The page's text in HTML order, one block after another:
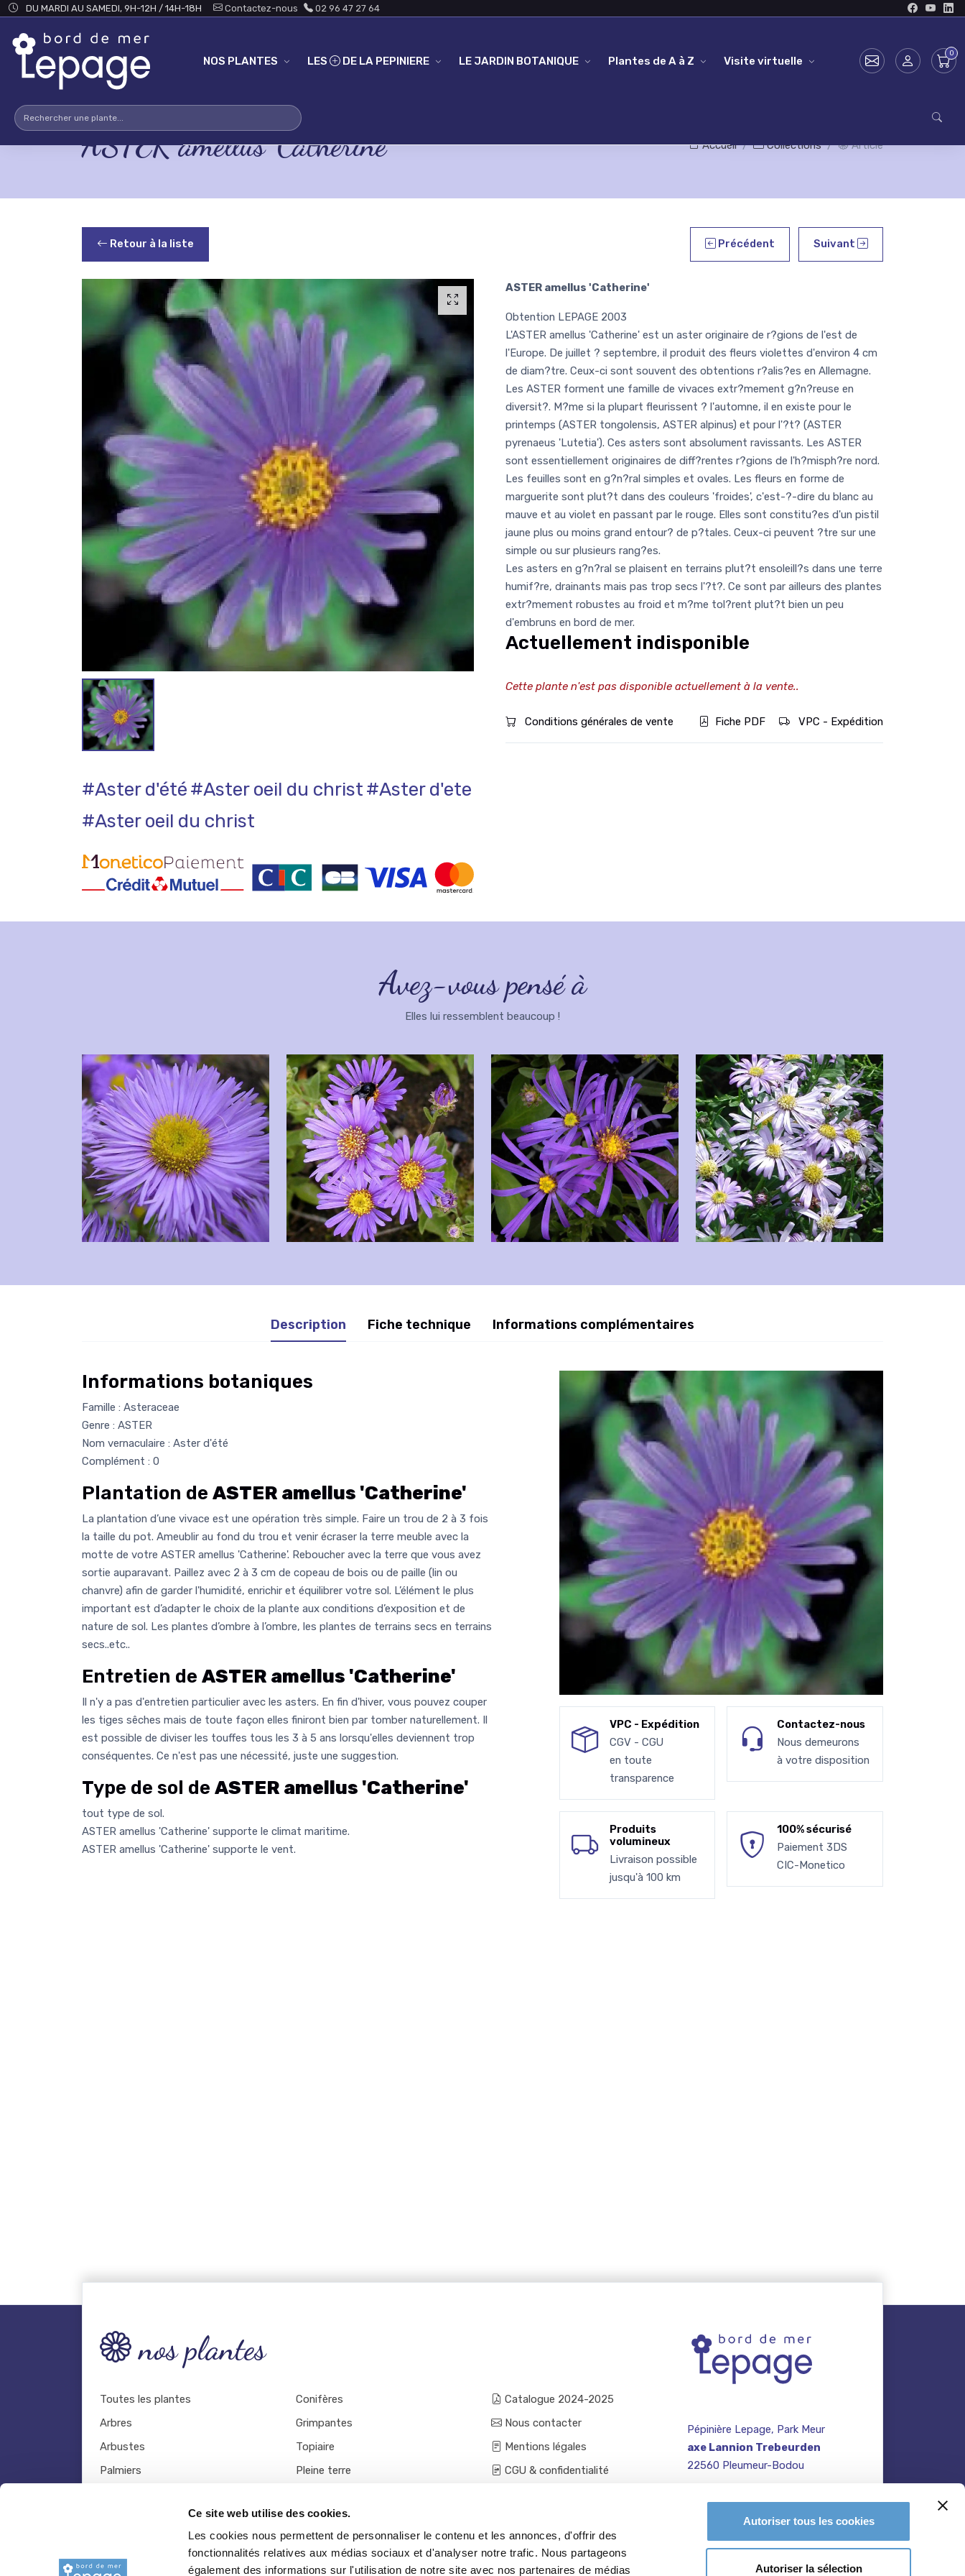
Ce site web utilise des cookies.
Les cookies nous permettent de personnaliser le contenu et les annonces, d'offrir des
fonctionnalités relatives aux médias sociaux et d'analyser notre trafic. Nous partageons
également des informations sur l'utilisation de notre site avec nos partenaires de médias
Autoriser tous les cookies
Autoriser la sélection
Skip to main content
DU MARDI AU SAMEDI, 9H-12H / 14H-18H Contactez-nous 02 96 47 27 64
NOS PLANTES LES DE LA PEPINIERE LE JARDIN BOTANIQUE Plantes de A à Z Visite virtuelle
ASTER amellus 'Catherine' Accueil Collections Article
Retour à la liste Précédent Suivant
#Aster d'été#Aster oeil du christ#Aster d'ete
#Aster oeil du christ
ASTER amellus 'Catherine'
Obtention LEPAGE 2003
L'ASTER amellus 'Catherine' est un aster originaire de r?gions de l'est de
l'Europe. De juillet ? septembre, il produit des fleurs violettes d'environ 4 cm
de diam?tre. Ceux-ci sont souvent des obtentions r?alis?es en Allemagne.
Les ASTER forment une famille de vivaces extr?mement g?n?reuse en
diversit?. M?me si la plupart fleurissent ? l'automne, il en existe pour le
printemps (ASTER tongolensis, ASTER alpinus) et pour l'?t? (ASTER
pyrenaeus 'Lutetia'). Ces asters sont absolument ravissants. Les ASTER
sont essentiellement originaires de diff?rentes r?gions de l'h?misph?re nord.
Les feuilles sont en g?n?ral simples et ovales. Les fleurs en forme de
marguerite sont plut?t dans des couleurs 'froides', c'est-?-dire du blanc au
mauve et au violet en passant par le rouge. Elles sont constitu?es d'un pistil
jaune plus ou moins grand entour? de p?tales. Ceux-ci peuvent ?tre sur une
simple ou sur plusieurs rang?es.
Les asters en g?n?ral se plaisent en terrains plut?t ensoleill?s dans une terre
humif?re, drainants mais pas trop secs l'?t?. Ce sont par ailleurs des plantes
extr?mement robustes au froid et m?me tol?rent plut?t bien un peu
d'embruns en bord de mer.
Actuellement indisponible
Cette plante n'est pas disponible actuellement à la vente..
Conditions générales de vente Fiche PDF VPC - Expédition
Avez-vous pensé à
Elles lui ressemblent beaucoup !
Description Fiche technique Informations complémentaires
Informations botaniques
Famille : Asteraceae
Genre : ASTER
Nom vernaculaire : Aster d'été
Complément : 0
Plantation de ASTER amellus 'Catherine'
La plantation d’une vivace est une opération très simple. Faire un trou de 2 à 3 fois
la taille du pot. Ameublir au fond du trou et venir écraser la terre meuble avec la
motte de votre ASTER amellus 'Catherine'. Reboucher avec la terre que vous avez
sortie auparavant. Paillez avec 2 à 3 cm de copeau de bois ou de paille (lin ou
chanvre) afin de garder l'humidité, enrichir et équilibrer votre sol. L’élément le plus
important est d’adapter le choix de la plante aux conditions d’exposition et de
nature de sol. Les plantes d’ombre à l’ombre, les plantes de terrains secs en terrains
secs..etc..
Entretien de ASTER amellus 'Catherine'
Il n'y a pas d'entretien particulier avec les asters. En fin d'hiver, vous pouvez couper
les tiges sêches mais de toute façon elles finiront bien par tomber naturellement. Il
est possible de diviser les touffes tous les 3 à 5 ans lorsqu'elles deviennent trop
conséquentes. Ce n'est pas une nécessité, juste une suggestion.
Type de sol de ASTER amellus 'Catherine'
tout type de sol.
ASTER amellus 'Catherine' supporte le climat maritime.
ASTER amellus 'Catherine' supporte le vent.
VPC - Expédition
CGV - CGU
en toute
transparence
Contactez-nous
Nous demeurons
à votre disposition
Produits
volumineux
Livraison possible
jusqu'à 100 km
100% sécurisé
Paiement 3DS
CIC-Monetico
nos plantes
Toutes les plantes
Arbres
Arbustes
Palmiers
Rosiers
Conifères
Grimpantes
Topiaire
Pleine terre
Vivaces
Outils et accessoires
Catalogue 2024-2025
Nous contacter
Mentions légales
CGU & confidentialité
Pépinière Lepage, Park Meur
axe Lannion Trebeurden
22560 Pleumeur-Bodou
bretagne.fr
02 96 47 27 64